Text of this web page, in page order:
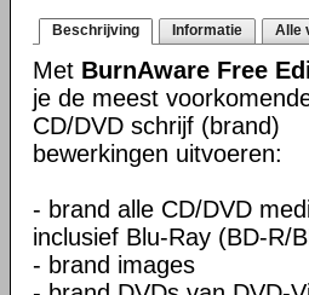
Beschrijving Informatie Alle
Met BurnAware Free
je de meest
CD/DVD schrijf (brand)
bewerkingen uitvoeren:
- brand alle CD/DVD
inclusief Blu-Ray (BD-R/
- brand images